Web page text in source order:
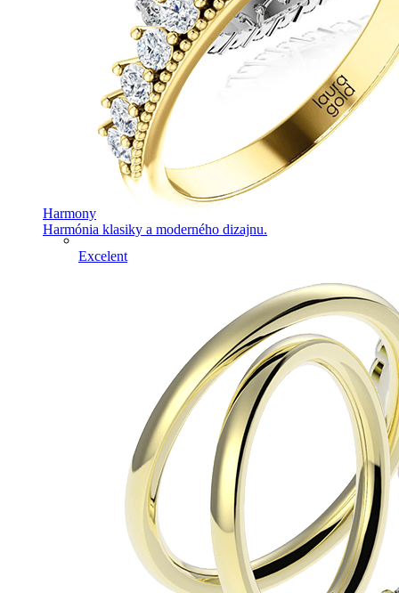
Harmony
Harmónia klasiky a moderného dizajnu.
Excelent